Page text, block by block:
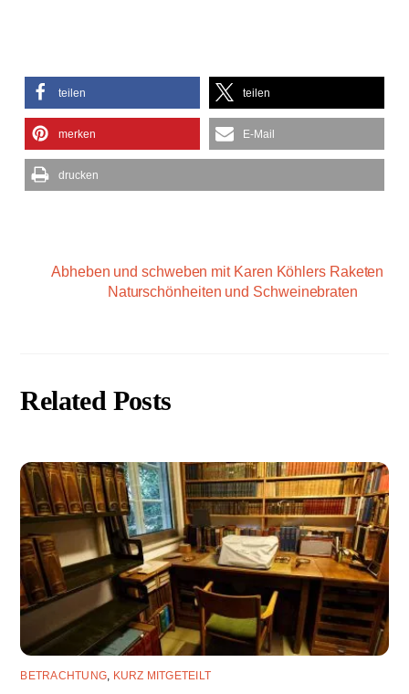
teilen teilen
merken E-Mail
drucken
Abheben und schweben mit Karen Köhlers Raketen
Naturschönheiten und Schweinebraten
Related Posts
BETRACHTUNG KURZ MITGETEILT